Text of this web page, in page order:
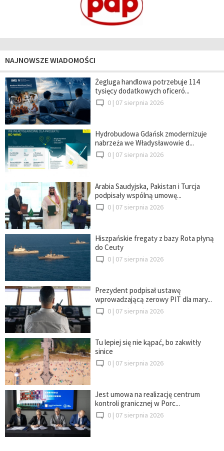
NAJNOWSZE WIADOMOŚCI
Żegluga handlowa potrzebuje 114
tysięcy dodatkowych oficeró...
0 | 07 sierpnia 2026
Hydrobudowa Gdańsk zmodernizuje
nabrzeża we Władysławowie d...
0 | 07 sierpnia 2026
Arabia Saudyjska, Pakistan i Turcja
podpisały wspólną umowę...
0 | 07 sierpnia 2026
Hiszpańskie fregaty z bazy Rota płyną
do Ceuty
0 | 07 sierpnia 2026
Prezydent podpisał ustawę
wprowadzającą zerowy PIT dla mary...
0 | 07 sierpnia 2026
Tu lepiej się nie kąpać, bo zakwitły
sinice
0 | 07 sierpnia 2026
Jest umowa na realizację centrum
kontroli granicznej w Porc...
0 | 07 sierpnia 2026